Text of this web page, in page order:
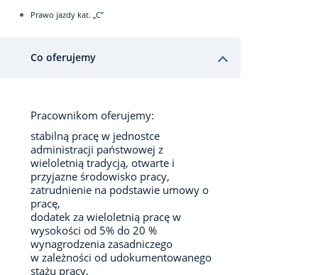
Prawo jazdy kat. „C”
Co oferujemy
Pracownikom oferujemy:
stabilną pracę w jednostce
administracji państwowej z
wieloletnią tradycją, otwarte i
przyjazne środowisko pracy,
zatrudnienie na podstawie umowy o
pracę,
dodatek za wieloletnią pracę w
wysokości od 5% do 20 %
wynagrodzenia zasadniczego
w zależności od udokumentowanego
stażu pracy,